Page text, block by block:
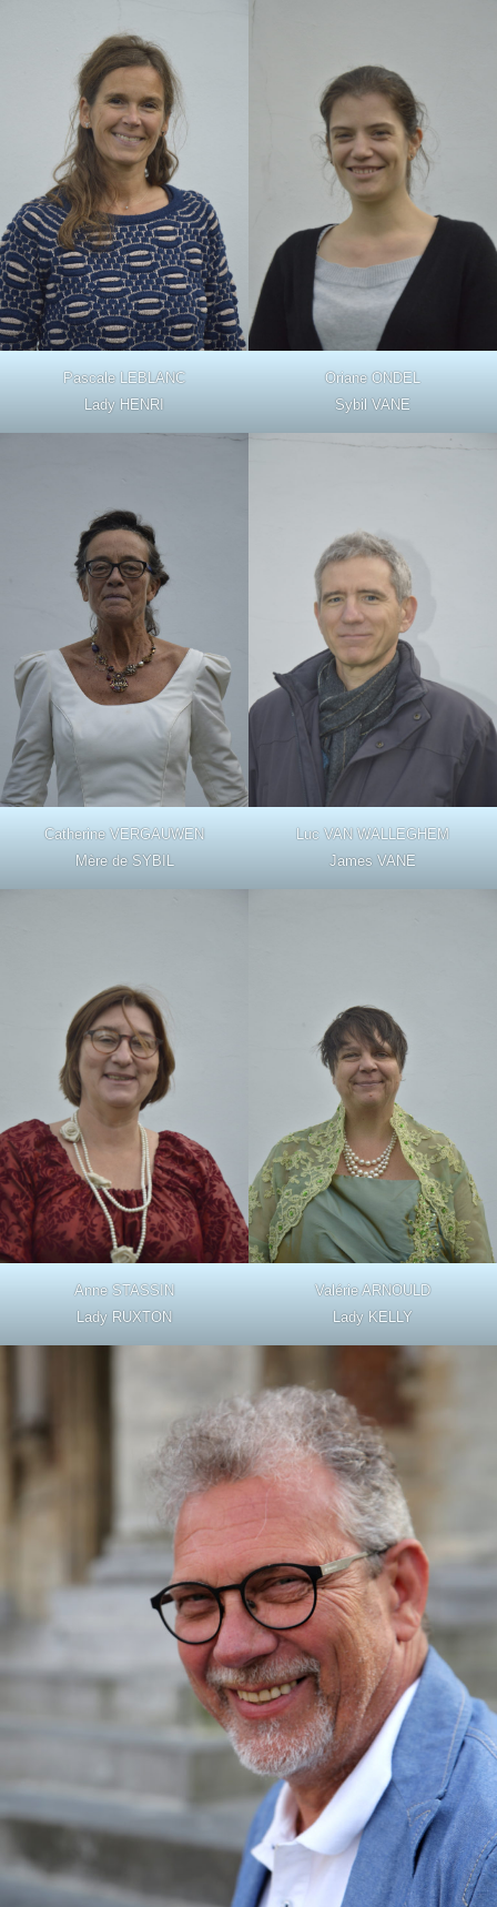
Pascale LEBLANC
Lady HENRI
Oriane ONDEL
Sybil VANE
Catherine VERGAUWEN
Mère de SYBIL
Luc VAN WALLEGHEM
James VANE
Anne STASSIN
Lady RUXTON
Valérie ARNOULD
Lady KELLY